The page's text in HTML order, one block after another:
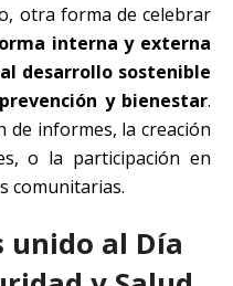
otra forma de celebrar
interna y externa
desarrollo sostenible
y bienestar.
de informes, la creación
o la participación en
comunitarias.
unido al Día